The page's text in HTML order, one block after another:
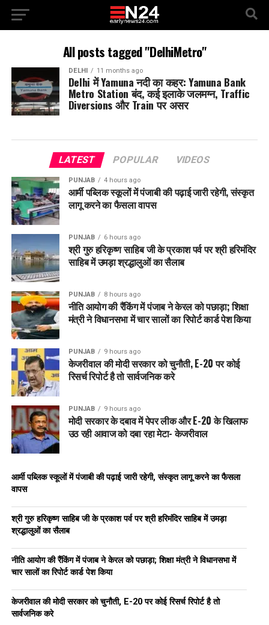
All posts tagged "DelhiMetro"
DELHI 11 months ago
Delhi में Yamuna नदी का कहर: Yamuna Bank
Metro Station बंद, कई इलाके जलमग्न, Traffic
Diversions और Train पर असर
LATEST POPULAR VIDEOS
PUNJAB 4 hours ago
आर्मी पब्लिक स्कूलों में पंजाबी की पढ़ाई जारी रहेगी, संस्कृत
लागू करने का फैसला वापस
PUNJAB 6 hours ago
श्री गुरु हरिकृष्ण साहिब जी के प्रकाश पर्व पर श्री हरिमंदिर
साहिब में उमड़ा श्रद्धालुओं का सैलाब
PUNJAB 8 hours ago
नीति आयोग की रैंकिंग में पंजाब ने केरल को पछाड़ा; शिक्षा
मंत्री ने विधानसभा में चार सालों का रिपोर्ट कार्ड पेश किया
PUNJAB 9 hours ago
केजरीवाल की मोदी सरकार को चुनौती, E-20 पर कोई
रिसर्च रिपोर्ट है तो सार्वजनिक करे
PUNJAB 9 hours ago
मोदी सरकार के दबाव में पेपर लीक और E-20 के खिलाफ
उठ रही आवाज को दबा रहा मेटा- केजरीवाल
आर्मी पब्लिक स्कूलों में पंजाबी की पढ़ाई जारी रहेगी, संस्कृत लागू करने का फैसला
वापस
श्री गुरु हरिकृष्ण साहिब जी के प्रकाश पर्व पर श्री हरिमंदिर साहिब में उमड़ा
श्रद्धालुओं का सैलाब
नीति आयोग की रैंकिंग में पंजाब ने केरल को पछाड़ा; शिक्षा मंत्री ने विधानसभा में
चार सालों का रिपोर्ट कार्ड पेश किया
केजरीवाल की मोदी सरकार को चुनौती, E-20 पर कोई रिसर्च रिपोर्ट है तो
सार्वजनिक करे